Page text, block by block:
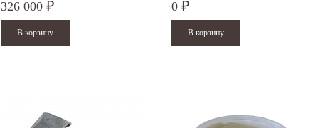
326 000 ₽ 0 ₽